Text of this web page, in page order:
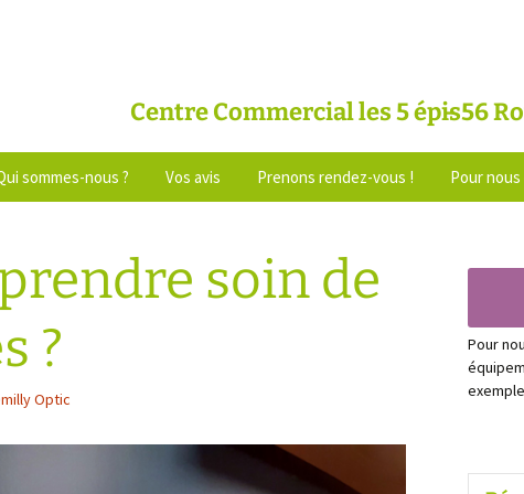
Centre Commercial les 5 épis56
sommes-nous ? Vos avis
Témoignages
Prenons rendez-vous ! Pour
soin de
?
Optic
Pour